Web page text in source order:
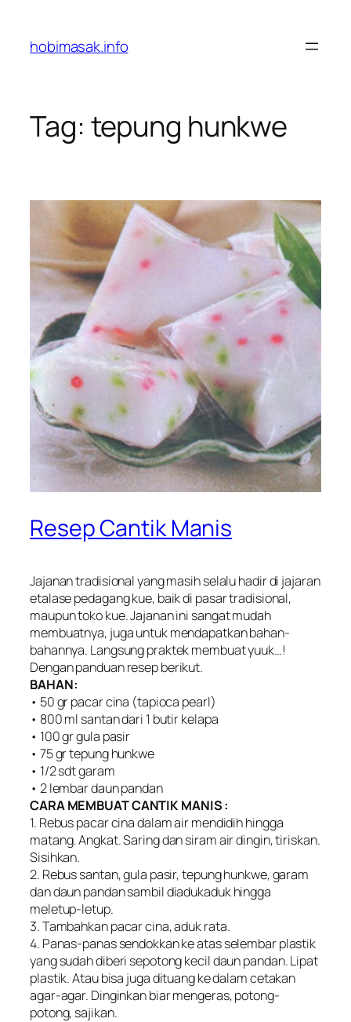
content
hobimasak.info
Tag: tepung hunkwe
Resep Cantik Manis
Jajanan tradisional yang masih selalu hadir di jajaran
etalase pedagang kue, baik di pasar tradisional,
maupun toko kue. Jajanan ini sangat mudah
membuatnya, juga untuk mendapatkan bahan-
bahannya. Langsung praktek membuat yuuk…!
Dengan panduan resep berikut.
BAHAN:
• 50 gr pacar cina (tapioca pearl)
• 800 ml santan dari 1 butir kelapa
• 100 gr gula pasir
• 75 gr tepung hunkwe
• 1/2 sdt garam
• 2 lembar daun pandan
CARA MEMBUAT CANTIK MANIS :
1. Rebus pacar cina dalam air mendidih hingga
matang. Angkat. Saring dan siram air dingin, tiriskan.
Sisihkan.
2. Rebus santan, gula pasir, tepung hunkwe, garam
dan daun pandan sambil diadukaduk hingga
meletup-letup.
3. Tambahkan pacar cina, aduk rata.
4. Panas-panas sendokkan ke atas selembar plastik
yang sudah diberi sepotong kecil daun pandan. Lipat
plastik. Atau bisa juga dituang ke dalam cetakan
agar-agar. Dinginkan biar mengeras, potong-
potong, sajikan.